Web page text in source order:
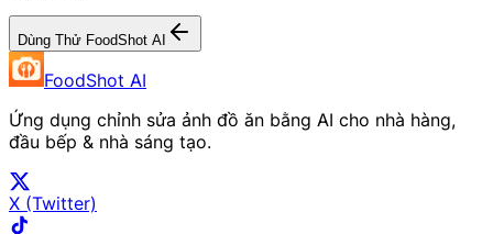
Dùng Thử FoodShot AI
FoodShot AI
Ứng dụng chỉnh sửa ảnh đồ ăn bằng AI cho nhà hàng,
đầu bếp & nhà sáng tạo.
X (Twitter)